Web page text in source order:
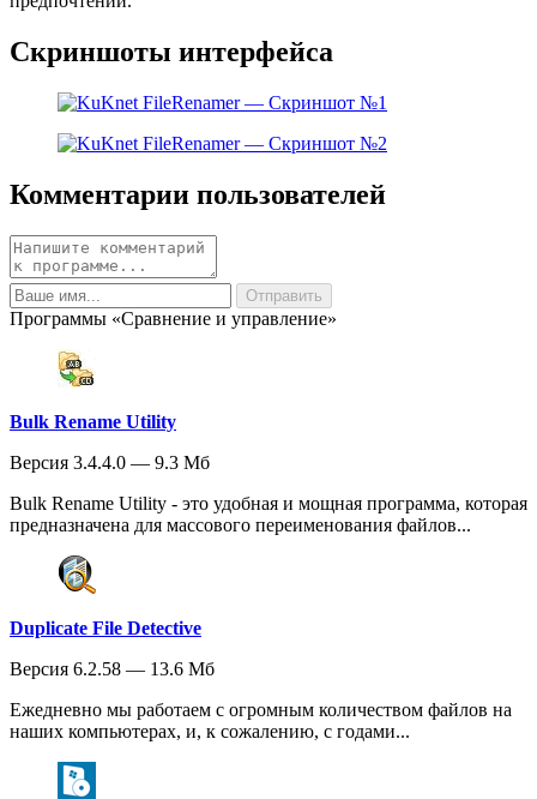
Скриншоты интерфейса
Комментарии пользователей
Программы «Сравнение и управление»
Bulk Rename Utility
Версия 3.4.4.0 — 9.3 Мб
Bulk Rename Utility - это удобная и мощная программа, которая
предназначена для массового переименования файлов...
Duplicate File Detective
Версия 6.2.58 — 13.6 Мб
Ежедневно мы работаем с огромным количеством файлов на
наших компьютерах, и, к сожалению, с годами...